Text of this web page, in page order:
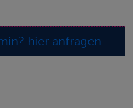
hier anfragen